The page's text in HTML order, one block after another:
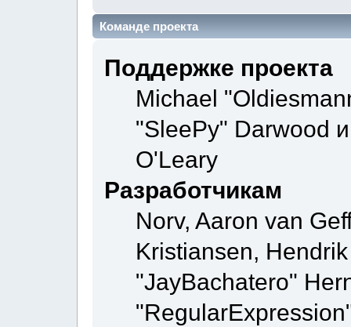
Команде проекта
Поддержке проекта
Michael
"SleePy" Darwood
O'Leary
Разработчикам
Norv, Aaron van
Kristiansen,
"JayBachatero"